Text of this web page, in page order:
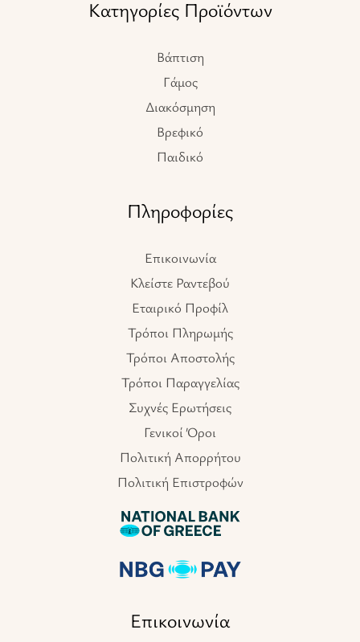
Κατηγορίες Προϊόντων
Βάπτιση
Γάμος
Διακόσμηση
Βρεφικό
Παιδικό
Πληροφορίες
Επικοινωνία
Κλείστε Ραντεβού
Εταιρικό Προφίλ
Τρόποι Πληρωμής
Τρόποι Αποστολής
Τρόποι Παραγγελίας
Συχνές Ερωτήσεις
Γενικοί Όροι
Πολιτική Απορρήτου
Πολιτική Επιστροφών
Επικοινωνία